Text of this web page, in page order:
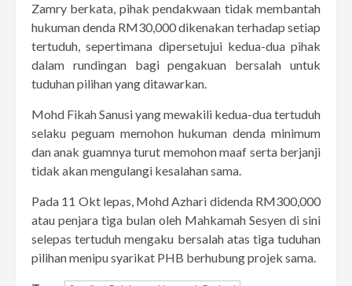
Zamry berkata, pihak pendakwaan tidak membantah
hukuman denda RM30,000 dikenakan terhadap setiap
tertuduh, sepertimana dipersetujui kedua-dua pihak
dalam rundingan bagi pengakuan bersalah untuk
tuduhan pilihan yang ditawarkan.
Mohd Fikah Sanusi yang mewakili kedua-dua tertuduh
selaku peguam memohon hukuman denda minimum
dan anak guamnya turut memohon maaf serta berjanji
tidak akan mengulangi kesalahan sama.
Pada 11 Okt lepas, Mohd Azhari didenda RM300,000
atau penjara tiga bulan oleh Mahkamah Sesyen di sini
selepas tertuduh mengaku bersalah atas tiga tuduhan
pilihan menipu syarikat PHB berhubung projek sama.